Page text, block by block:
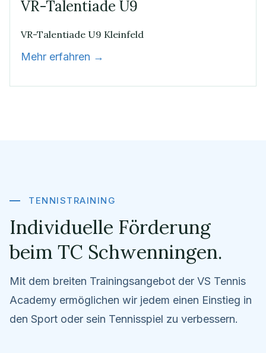
VR-Talentiade U9
VR-Talentiade U9 Kleinfeld
Mehr erfahren →
TENNISTRAINING
Individuelle Förderung
beim TC Schwenningen.
Mit dem breiten Trainingsangebot der VS Tennis
Academy ermöglichen wir jedem einen Einstieg in
den Sport oder sein Tennisspiel zu verbessern.